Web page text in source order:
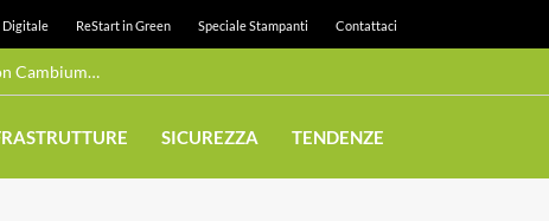
Digitale ReStart in Green Speciale Stampanti Contattaci
Wi-Fi pubblico: Juneau realizza una rete ad alta densità con Cambium Networks
SICUREZZA TENDENZE